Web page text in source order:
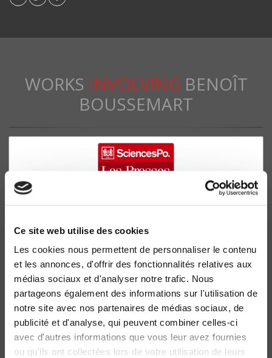
Ce site web utilise des cookies
Les cookies nous permettent de personnaliser le contenu
et les annonces, d'offrir des fonctionnalités relatives aux
médias sociaux et d'analyser notre trafic. Nous
partageons également des informations sur l'utilisation de
notre site avec nos partenaires de médias sociaux, de
publicité et d'analyse, qui peuvent combiner celles-ci
avec d'autres informations que vous leur avez fournies
ou qu'ils ont collectées lors de votre utilisation de leurs
WORKS INVOLVING BENOÎT
BOUSSEMART
Le Dossier Agache-Willot
Un capitalisme à contre-courant
Benoît Boussemart, Jean-Claude Rabier